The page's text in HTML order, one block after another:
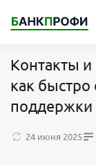
Контакты
как быстро
поддержки
24 июня 2025